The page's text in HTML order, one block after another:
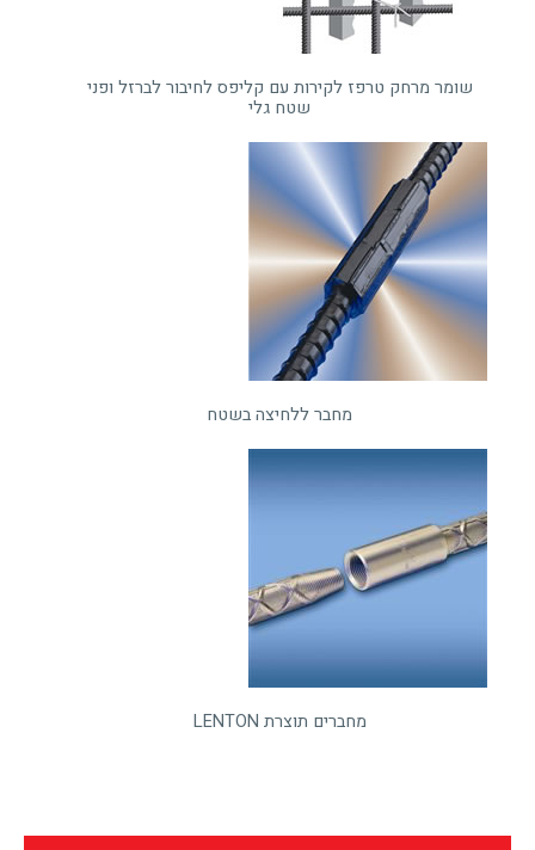
שומר מרחק טרפז לקירות עם קליפס לחיבור לברזל ופני
שטח גלי
מחבר ללחיצה בשטח
מחברים תוצרת LENTON